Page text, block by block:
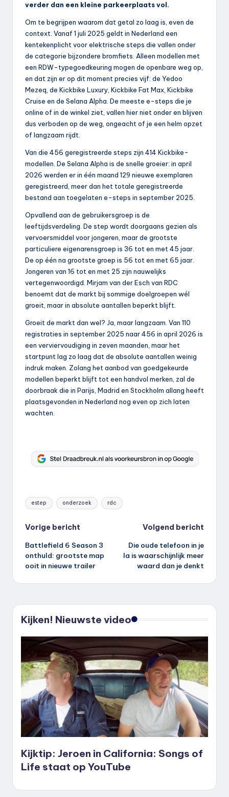
verder dan een kleine parkeerplaats vol.
Om te begrijpen waarom dat getal zo laag is, even de
context. Vanaf 1 juli 2025 geldt in Nederland een
kentekenplicht voor elektrische steps die vallen onder
de categorie bijzondere bromfiets. Alleen modellen met
een RDW-typegoedkeuring mogen de openbare weg op,
en dat zijn er op dit moment precies vijf: de Yedoo
Mezeq, de Kickbike Luxury, Kickbike Fat Max, Kickbike
Cruise en de Selana Alpha. De meeste e-steps die je
online of in de winkel ziet, vallen hier niet onder en blijven
dus verboden op de weg, ongeacht of je een helm opzet
of langzaam rijdt.
Van die 456 geregistreerde steps zijn 414 Kickbike-
modellen. De Selana Alpha is de snelle groeier: in april
2026 werden er in één maand 129 nieuwe exemplaren
geregistreerd, meer dan het totale geregistreerde
bestand aan toegelaten e-steps in september 2025.
Opvallend aan de gebruikersgroep is de
leeftijdsverdeling. De step wordt doorgaans gezien als
vervoersmiddel voor jongeren, maar de grootste
particuliere eigenarensgroep is 36 tot en met 45 jaar.
De op één na grootste groep is 56 tot en met 65 jaar.
Jongeren van 16 tot en met 25 zijn nauwelijks
vertegenwoordigd. Mirjam van der Esch van RDC
benoemt dat de markt bij sommige doelgroepen wél
groeit, maar in absolute aantallen beperkt blijft.
Groeit de markt dan wel? Ja, maar langzaam. Van 110
registraties in september 2025 naar 456 in april 2026 is
een verviervoudiging in zeven maanden, maar het
startpunt lag zo laag dat de absolute aantallen weinig
indruk maken. Zolang het aanbod van goedgekeurde
modellen beperkt blijft tot een handvol merken, zal de
doorbraak die in Parijs, Madrid en Stockholm allang heeft
plaatsgevonden in Nederland nog even op zich laten
wachten.
Tags:
estep onderzoek rdc
Bericht
navigatie
Vorige bericht
Battlefield 6 Season 3
onthuld: grootste map
ooit in nieuwe trailer
Volgend bericht
Die oude telefoon in je
la is waarschijnlijk meer
waard dan je denkt
Kijken! Nieuwste video
Kijktip: Jeroen in California: Songs of
Life staat op YouTube